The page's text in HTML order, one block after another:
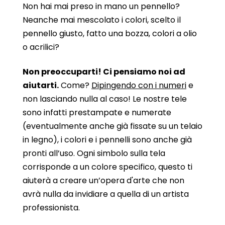
Non hai mai preso in mano un pennello?
Neanche mai mescolato i colori, scelto il
pennello giusto, fatto una bozza, colori a olio
o acrilici?
Non preoccuparti! Ci pensiamo noi ad
aiutarti.Come? Dipingendo con i numerie
non lasciando nulla al caso! Le nostre tele
sono infatti prestampate e numerate
(eventualmente anche già fissate su un telaio
in legno), i colori e i pennelli sono anche già
pronti all’uso. Ogni simbolo sulla tela
corrisponde a un colore specifico, questo ti
aiuterà a creare un’opera d'arte che non
avrà nulla da invidiare a quella di un artista
professionista.